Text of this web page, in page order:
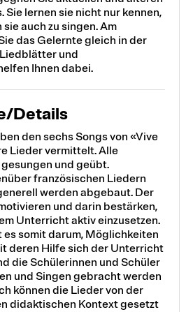
Sie lernen sie nicht nur kennen,
auch zu singen. Am
das Gelernte gleich in der
und
Ihnen dabei.
Details
den sechs Songs von «Vive
Lieder vermittelt. Alle
und geübt.
französischen Liedern
werden abgebaut. Der
und darin bestärken,
Unterricht aktiv einzusetzen.
es somit darum, Möglichkeiten
deren Hilfe sich der Unterricht
die Schülerinnen und Schüler
und Singen gebracht werden
können die Lieder von der
didaktischen Kontext gesetzt